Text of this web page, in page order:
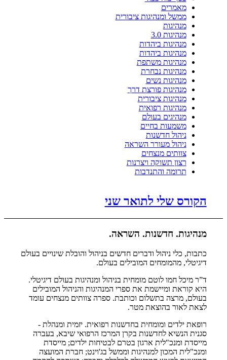
מאמרים
ממשל ומנהיגות ציבורית
מנהיגות
מנהיגות 3.0
מנהיגות ביהדות
מנהיגות ביהדות
מנהיגות משתפת
מנהיגות נבחרת
מנהיגות נשים
מנהיגות פורצת דרך
מנהיגות ציבורית
מנהיגות רפואית
מנהיגים בעולם
משמעות בחיים
ניהול חדשנות
ניהול מעורר השראה
צוותים מנצחים
רצון תשוקה ויצרנות
תרומה והתנדבות
הקורס שלי לתואר שני
מנהיגות. חדשנות. השראה.
כתבות, כלי ניהול ודברים חדשים בניהול והובלת שינויים בעולם
דיגיטלי, מהמומחים המובילים בעולם.
ד”ר מיכל חמו לוטם מומחית בניהול ומנהיגות בעולם דיגיטלי.
היא קוראת ומיישמת את ספרי המנהיגות והניהול המובילים
בעולם, מרצה בתשלום וכותבת. ספרה צוותים מנצחים עומד
לצאת לאור בהוצאת מטר.
רופאת ילדים ומומחית בחדשנות רפואית. יזמית ומנהלת -
סגנית הנשיא לחדשנות בקרן המרכז הרפואי שיבא, בעברה
מייסדת ומנכ"לית ארגון בטרם לבטיחות ילדים; מייסדת
ומנכ"לית המכון למנהיגות וממשל בג'וינט; חברת המועצה